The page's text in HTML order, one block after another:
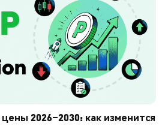
2026–2030: как изменится